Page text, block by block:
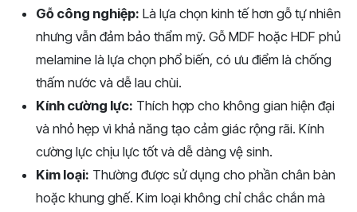
Gỗ công nghiệp: Là lựa chọn kinh tế hơn gỗ tự nhiên
nhưng vẫn đảm bảo thẩm mỹ. Gỗ MDF hoặc HDF phủ
melamine là lựa chọn phổ biến, có ưu điểm là chống
thấm nước và dễ lau chùi.
Kính cường lực: Thích hợp cho không gian hiện đại
và nhỏ hẹp vì khả năng tạo cảm giác rộng rãi. Kính
cường lực chịu lực tốt và dễ dàng vệ sinh.
Kim loại: Thường được sử dụng cho phần chân bàn
hoặc khung ghế. Kim loại không chỉ chắc chắn mà